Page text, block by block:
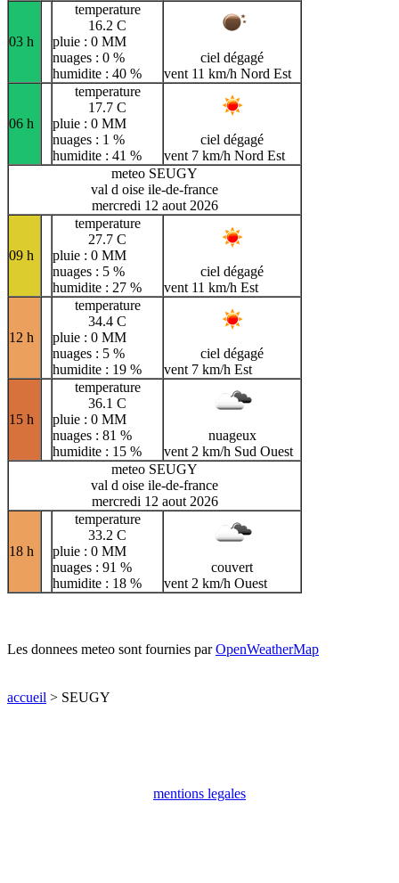
03 h
temperature
16.2 C
pluie : 0 MM
nuages : 0 %
humidite : 40 %
ciel dégagé
vent 11 km/h Nord Est
06 h
temperature
17.7 C
pluie : 0 MM
nuages : 1 %
humidite : 41 %
ciel dégagé
vent 7 km/h Nord Est
meteo SEUGY
val d oise ile-de-france
mercredi 12 aout 2026
09 h
temperature
27.7 C
pluie : 0 MM
nuages : 5 %
humidite : 27 %
ciel dégagé
vent 11 km/h Est
12 h
temperature
34.4 C
pluie : 0 MM
nuages : 5 %
humidite : 19 %
ciel dégagé
vent 7 km/h Est
15 h
temperature
36.1 C
pluie : 0 MM
nuages : 81 %
humidite : 15 %
nuageux
vent 2 km/h Sud Ouest
meteo SEUGY
val d oise ile-de-france
mercredi 12 aout 2026
18 h
temperature
33.2 C
pluie : 0 MM
nuages : 91 %
humidite : 18 %
couvert
vent 2 km/h Ouest
Les donnees meteo sont fournies parOpenWeatherMap
accueil > SEUGY
mentions legales